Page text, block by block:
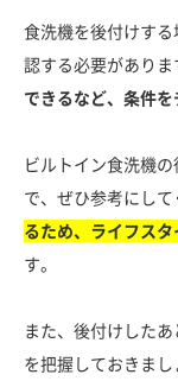
食洗機を後付けす
認する必要がありま
できるなど、条件を
ビルトイン食洗機
で、ぜひ参考にして
るため、ライフス
す。
また、後付けした
を把握しておきま